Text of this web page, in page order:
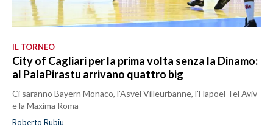
IL TORNEO
City of Cagliari per la prima volta senza la Dinamo:
al PalaPirastu arrivano quattro big
Ci saranno Bayern Monaco, l'Asvel Villeurbanne, l'Hapoel Tel Aviv
e la Maxima Roma
Roberto Rubiu